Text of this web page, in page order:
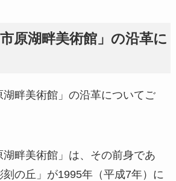
原湖畔美術館」の沿革に
畔美術館」の沿革についてご
畔美術館」は、その前身であ
刻の丘」が1995年（平成7年）に